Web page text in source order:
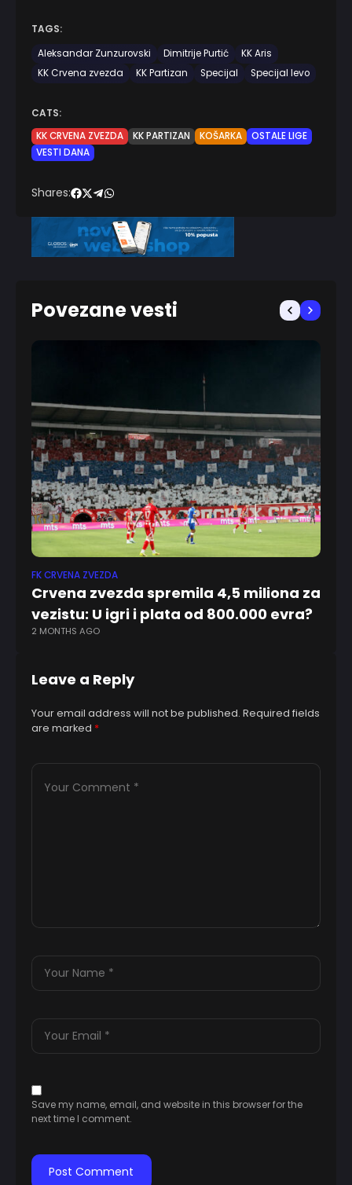
TAGS:
Aleksandar Zunzurovski
Dimitrije Purtić
KK Aris
KK Crvena zvezda
KK Partizan Specijal Specijal levo
CATS:
KK CRVENA ZVEZDA
KK PARTIZAN KOŠARKA
OSTALE LIGE
VESTI DANA
Shares:
Povezane vesti
FK CRVENA ZVEZDA
Crvena zvezda spremila 4,5 miliona za
vezistu: U igri i plata od 800.000 evra?
2 MONTHS AGO
Leave a Reply
Your email address will not be published. Required fields
are marked *
Save my name, email, and website in this browser for the
next time I comment.